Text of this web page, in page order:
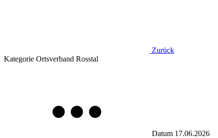
Zurück
Kategorie Ortsverband Rosstal
Datum 17.06.2026